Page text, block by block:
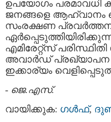
ഉപയോഗം പരമാവധി
ജനങ്ങളെ ആഹ്വാനം
സംരക്ഷണ
എമിരേറ്റ്സ്
അവാര്‍ഡ്‌ പ്രഖ്യാപന
ഇക്കാര്യം
- ജെ.എസ്.
വായിക്കുക: ഗള്‍ഫ്‌,